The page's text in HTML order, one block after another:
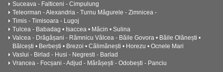
Suceava - Falticeni - Cimpulung
Teleorman - Alexandria - Turnu Măgurele - Zimnicea -
Timis - Timisoara - Lugoj
Tulcea - Babadag • Isaccea • Măcin • Sulina
Valcea - Drăgășani - Râmnicu Vâlcea - Băile Govora • Băile Olănești •
Bălcești • Berbești • Brezoi • Călimănești • Horezu • Ocnele Mari
Vaslui - Birlad - Husi - Negresti - Barlad
Vrancea - Focșani - Adjud - Mărășești - Odobești - Panciu